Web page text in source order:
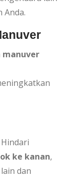
Anda.
ke kanan,
dan